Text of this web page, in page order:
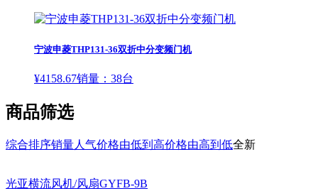
宁波申菱THP131-36双折中分变频门机
¥4158.67销量： 38台
商品筛选
综合排序销量人气价格由低到高价格由高到低全新
光亚横流风机/风扇GYFB-9B